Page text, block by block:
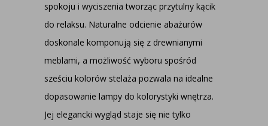
spokoju i wyciszenia tworząc przytulny kącik
do relaksu. Naturalne odcienie abażurów
doskonale komponują się z drewnianymi
meblami, a możliwość wyboru spośród
sześciu kolorów stelaża pozwala na idealne
dopasowanie lampy do kolorystyki wnętrza.
Jej elegancki wygląd staje się nie tylko